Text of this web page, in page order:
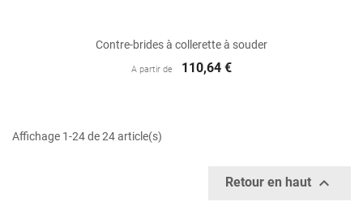
Contre-brides à collerette à souder
A partir de 110,64 €
Affichage 1-24 de 24 article(s)
Retour en haut 